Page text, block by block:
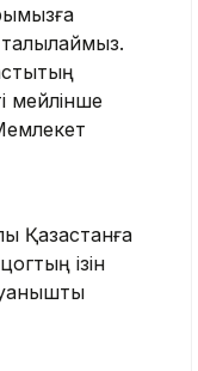
мейлінше
Қазақстанға
ізін